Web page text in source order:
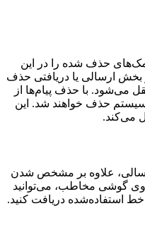
حذف شده را در این
ارسالی یا دریافتی حذف
می‌شود. با حذف پیام‌ها از
حذف خواهند شد. این
می‌کند.
علاوه بر مشخص شدن
گوشی مخاطب، می‌توانید
استفاده‌شده دریافت کنید.